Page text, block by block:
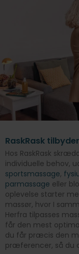
RaskRask tilbyder
Hos RaskRask
individuelle behov,
sportsmassage,
parmassage eller
oplevelse starter
massør, hvor I
Herfra tilpasses
får den mest
du får præcis den
præferencer, så du